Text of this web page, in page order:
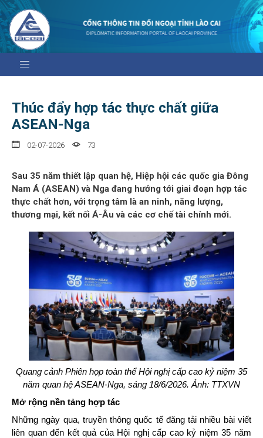
Thúc đẩy hợp tác thực chất giữa
ASEAN-Nga
02-07-2026 73
Sau 35 năm thiết lập quan hệ, Hiệp hội các quốc gia Đông
Nam Á (ASEAN) và Nga đang hướng tới giai đoạn hợp tác
thực chất hơn, với trọng tâm là an ninh, năng lượng,
thương mại, kết nối Á-Âu và các cơ chế tài chính mới.
Quang cảnh Phiên họp toàn thể Hội nghị cấp cao kỷ niệm 35
năm quan hệ ASEAN-Nga, sáng 18/6/2026. Ảnh: TTXVN
Mở rộng nền tảng hợp tác
Những ngày qua, truyền thông quốc tế đăng tải nhiều bài viết
liên quan đến kết quả của Hội nghị cấp cao kỷ niệm 35 năm